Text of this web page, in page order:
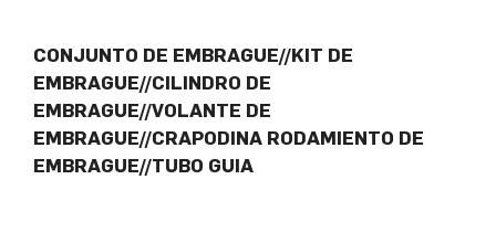
CONJUNTO DE EMBRAGUE//KIT DE
EMBRAGUE//CILINDRO DE
EMBRAGUE//VOLANTE DE
EMBRAGUE//CRAPODINA RODAMIENTO DE
EMBRAGUE//TUBO GUIA